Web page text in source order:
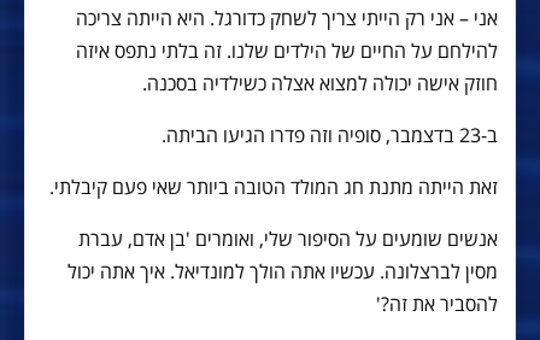
אני – אני רק הייתי צריך לשחק כדורגל. היא הייתה צריכה
להילחם על החיים של הילדים שלנו. זה בלתי נתפס איזה
חוזק אישה יכולה למצוא אצלה כשילדיה בסכנה.
ב-23 בדצמבר, סופיה וזה פדרו הגיעו הביתה.
זאת הייתה מתנת חג המולד הטובה ביותר שאי פעם קיבלתי.
אנשים שומעים על הסיפור שלי, ואומרים 'בן אדם, עברת
מסין לברצלונה. עכשיו אתה הולך למונדיאל. איך אתה יכול
להסביר את זה?'